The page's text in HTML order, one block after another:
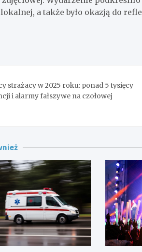
lokalnej, a także było okazją do
strażacy w 2025 roku: ponad 5 tysięcy
i alarmy fałszywe na czołowej